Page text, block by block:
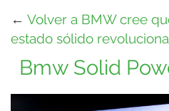
← Volver a BMW cree
estado sólido
Bmw Solid